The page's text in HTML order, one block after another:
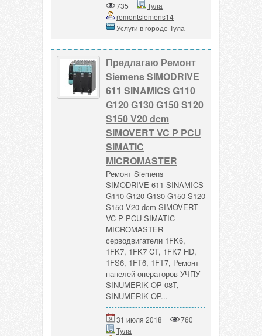
735
Тула
remontsiemens14
Услуги в городе Тула
Предлагаю Ремонт
Siemens SIMODRIVE
611 SINAMICS G110
G120 G130 G150 S120
S150 V20 dcm
SIMOVERT VC P PCU
SIMATIC
MICROMASTER
Ремонт Siemens
SIMODRIVE 611 SINAMICS
G110 G120 G130 G150 S120
S150 V20 dcm SIMOVERT
VC P PCU SIMATIC
MICROMASTER
серводвигатели 1FK6,
1FK7, 1FK7 CT, 1FK7 HD,
1FS6, 1FT6, 1FT7, Ремонт
панелей операторов УЧПУ
SINUMERIK OP 08T,
SINUMERIK OP...
31 июля 2018
760
Тула